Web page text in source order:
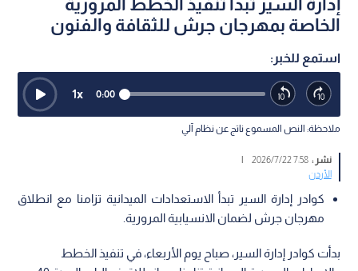
إدارة السير تبدأ تنفيذ الخطط المرورية
الخاصة بمهرجان جرش للثقافة والفنون
استمع للخبر:
0:00
1x
ملاحظة: النص المسموع ناتج عن نظام آلي
نشر :7:58 2026/7/22
|
الأردن
كوادر إدارة السير تبدأ الاستعدادات الميدانية تزامنا مع انطلاق
مهرجان جرش لضمان الانسيابية المرورية.
بدأت كوادر إدارة السير، صباح يوم الأربعاء، في تنفيذ الخطط